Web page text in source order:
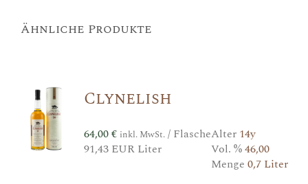
Ähnliche Produkte
Clynelish
64,00€ inkl. MwSt./ Flasche
91,43 EUR Liter
Alter 14y
Vol. %46,00
Menge 0,7 Liter